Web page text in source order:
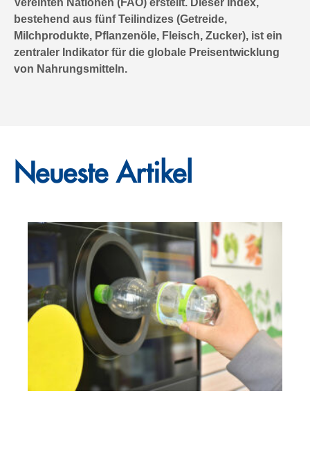
bestehend aus fünf Teilindizes (Getreide,
Milchprodukte, Pflanzenöle, Fleisch, Zucker), ist ein
zentraler Indikator für die globale Preisentwicklung
von Nahrungsmitteln.
Neueste Artikel